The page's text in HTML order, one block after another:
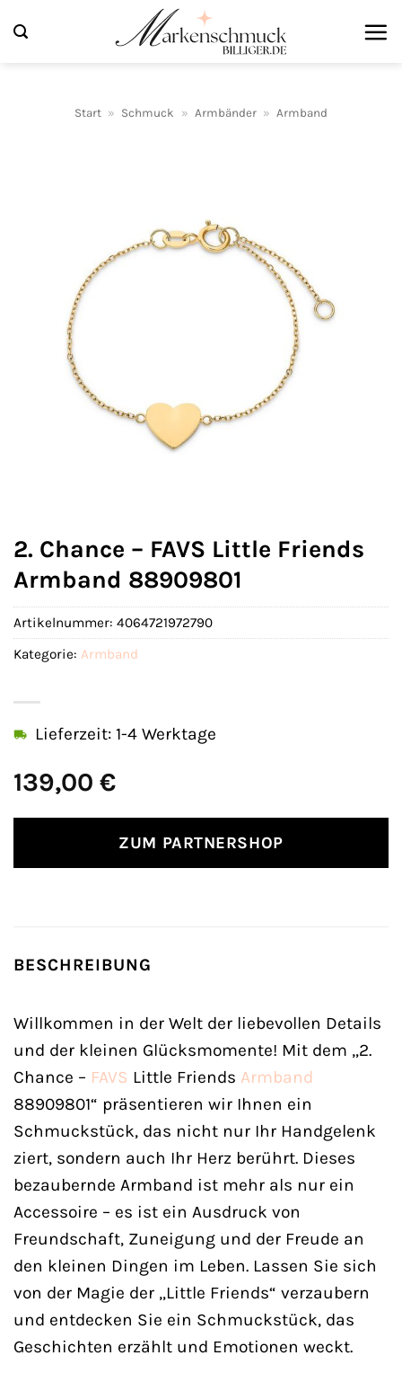
Inhalt
Start » Schmuck » Armbänder » Armband
2. Chance – FAVS Little Friends
Armband 88909801
139,00 €
Lieferzeit: 1-4 Werktage
ZUM PARTNERSHOP
Artikelnummer: 4064721972790
Kategorie: Armband
BESCHREIBUNG
Willkommen in der Welt der liebevollen Details
und der kleinen Glücksmomente! Mit dem „2.
Chance – FAVS Little Friends Armband
88909801“ präsentieren wir Ihnen ein
Schmuckstück, das nicht nur Ihr Handgelenk
ziert, sondern auch Ihr Herz berührt. Dieses
bezaubernde Armband ist mehr als nur ein
Accessoire – es ist ein Ausdruck von
Freundschaft, Zuneigung und der Freude an
den kleinen Dingen im Leben. Lassen Sie sich
von der Magie der „Little Friends“ verzaubern
und entdecken Sie ein Schmuckstück, das
Geschichten erzählt und Emotionen weckt.